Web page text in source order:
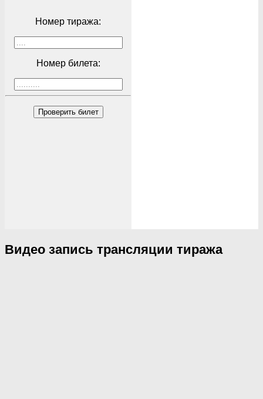
Номер тиража:
Номер билета:
Проверить билет
Видео запись трансляции тиража